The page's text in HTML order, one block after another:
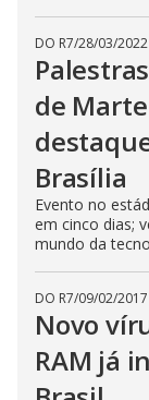
DO R7/28/03/2022
de
Brasília
Evento no
em cinco dias;
mundo da
DO R7/09/02/2017
Novo
RAM já